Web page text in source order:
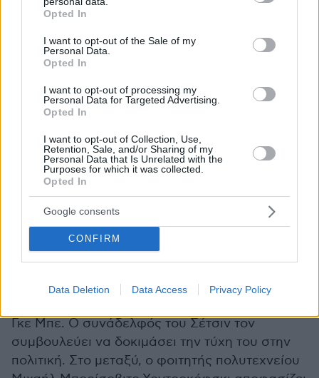
grant or deny consent to Google and its third-party tags to
use your data for below specified purposes in below Google
consent section.
Opted In
I want to opt-out of the Sale of my
Personal Data.
Opted In
I want to opt-out of processing my
Personal Data for Targeted Advertising.
Opted In
I want to opt-out of Collection, Use,
Retention, Sale, and/or Sharing of my
Personal Data that Is Unrelated with the
Purposes for which it was collected.
Opted In
Google consents
CONFIRM
Data Deletion Data Access Privacy Policy
Η δημοκρατία δεν έπεται ποτέ μιας
είναι πολύ ακατέργαστες για κάτι τόσο
εύθραυστο. Η εξισορρόπηση της δημοκρατίας
εξαντλητική και ατελείωτη διαδικασία λαθών,
αναθεώρησης και υποχωρήσεων. Η ανάγκη να
αναλογιστούμε την ιστορία και να μάθουμε
από αυτήν δεν υπάρχει μόνο στη Ρωσία αλλά
παντού.
Σύνοψη του έργου
Μετά την πτώση του κομμουνισμού, ξαφνικά
πολιτικής αναταραχής, ο νεαρός Πούτιν χάνει
Γκε Μπε. Ο συνάδελφός του Σέτσιν τον
συμβουλεύει να δοκιμάσει την τύχη του στην
πολιτική. Στο μεταξύ, ο φοιτητής πολυτεχνείου